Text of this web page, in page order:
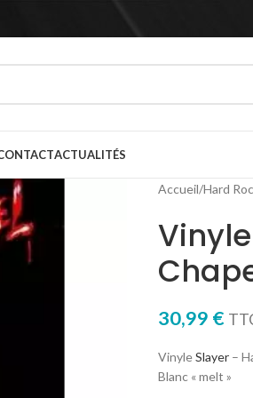
ACTUALITÉS
Accueil/Hard
30,99 €
VinyleSlayer–
Blanc « melt »